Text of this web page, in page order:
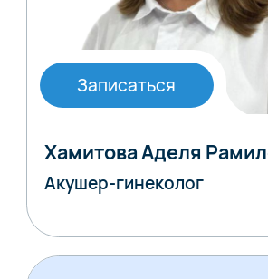
Записаться
Хамитова Аделя
Акушер-гинеколог